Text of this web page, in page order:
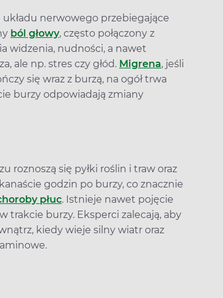
nerwowego przebiegające
ból głowy, często połączony z
widzenia, nudności, a nawet
ale np. stres czy głód. Migrena, jeśli
się wraz z burzą, na ogół trwa
burzy odpowiadają zmiany
roznoszą się pyłki roślin i traw oraz
godzin po burzy, co znacznie
płuc. Istnieje nawet pojęcie
burzy. Eksperci zalecają, aby
kiedy wieje silny wiatr oraz